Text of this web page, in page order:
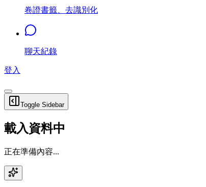
卷證書籤、去識別化
聊天紀錄
登入
Toggle Sidebar
載入資料中
正在準備內容...